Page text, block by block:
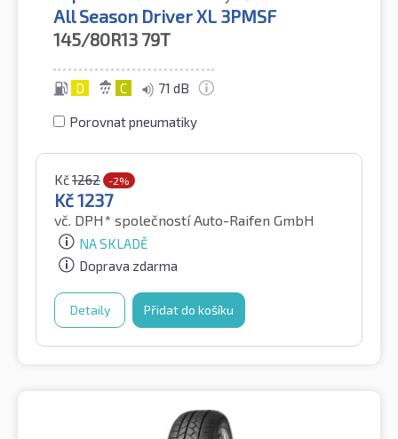
All Season Driver XL 3PMSF
145/80R13 79T
D C 71 dB
Porovnat pneumatiky
Kč1262 -2%
Kč1237
vč. DPH* společností Auto-Raifen GmbH
NA SKLADĚ
Doprava zdarma
Detaily Přidat do košíku